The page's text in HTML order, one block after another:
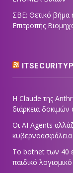
ΣΒΕ: Θετικό βήμα
Επιτροπής
Η Claude της
διάρκεια δοκιμών
Οι AI Agents
κυβερνοασφάλεια
Το botnet των 40
παιδικό